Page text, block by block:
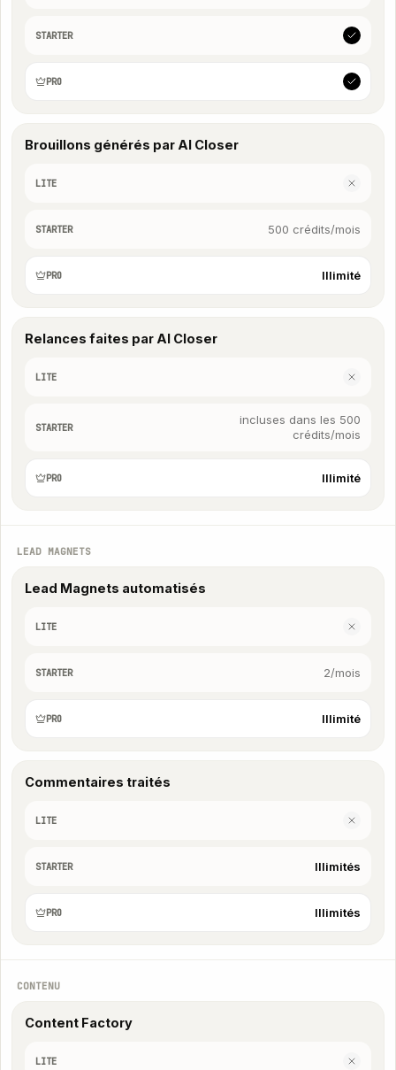
STARTER
PRO
Brouillons générés par AI Closer
LITE
STARTER 500 crédits/mois
PRO Illimité
Relances faites par AI Closer
LITE
STARTER
incluses dans les 500
crédits/mois
PRO Illimité
LEAD MAGNETS
Lead Magnets automatisés
LITE
STARTER 2/mois
PRO Illimité
Commentaires traités
LITE
STARTER Illimités
PRO Illimités
CONTENU
Content Factory
LITE